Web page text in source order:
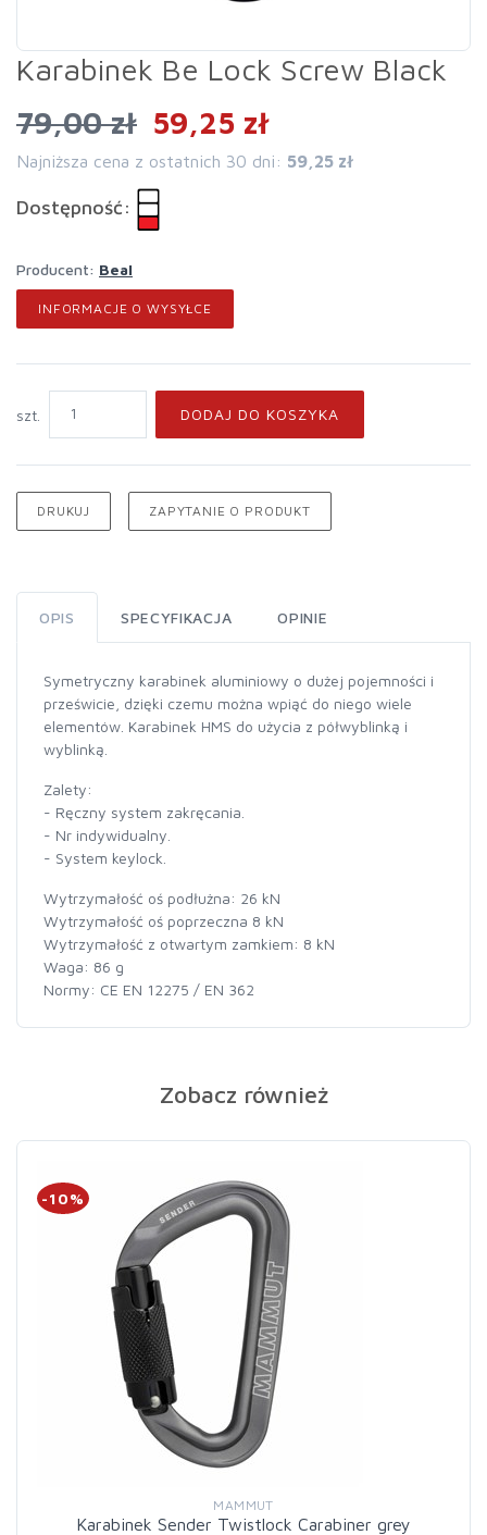
Karabinek Be Lock Screw Black
79,00 zł 59,25 zł
Najniższa cena z ostatnich 30 dni: 59,25 zł
Dostępność:
Producent: Beal
INFORMACJE O WYSYŁCE
szt. DODAJ DO KOSZYKA
DRUKUJ ZAPYTANIE O PRODUKT
OPIS SPECYFIKACJA OPINIE
Symetryczny karabinek aluminiowy o dużej pojemności i
prześwicie, dzięki czemu można wpiąć do niego wiele
elementów. Karabinek HMS do użycia z półwyblinką i
wyblinką.
Zalety:
- Ręczny system zakręcania.
- Nr indywidualny.
- System keylock.
Wytrzymałość oś podłużna: 26 kN
Wytrzymałość oś poprzeczna 8 kN
Wytrzymałość z otwartym zamkiem: 8 kN
Waga: 86 g
Normy: CE EN 12275 / EN 362
Zobacz również
-10%
MAMMUT
Karabinek Sender Twistlock Carabiner grey